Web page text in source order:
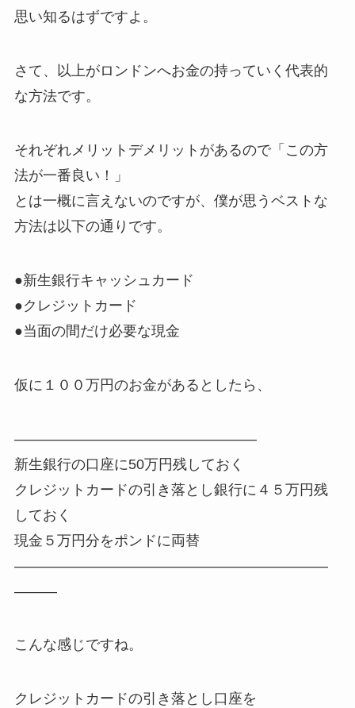
思い知るはずですよ。
さて、以上がロンドンへお金の持っていく代表的
な方法です。
それぞれメリットデメリットがあるので「この方
法が一番良い！」
とは一概に言えないのですが、僕が思うベストな
方法は以下の通りです。
●新生銀行キャッシュカード
●クレジットカード
●当面の間だけ必要な現金
仮に１００万円のお金があるとしたら、
—————————————————
新生銀行の口座に50万円残しておく
クレジットカードの引き落とし銀行に４５万円残
しておく
現金５万円分をポンドに両替
——————————————————————
———
こんな感じですね。
クレジットカードの引き落とし口座を